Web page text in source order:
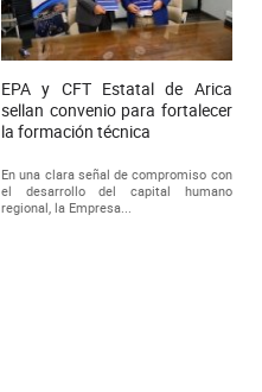
EPA y CFT Estatal de Arica
sellan convenio para fortalecer
la formación técnica
En una clara señal de compromiso con
el desarrollo del capital humano
regional, la Empresa...